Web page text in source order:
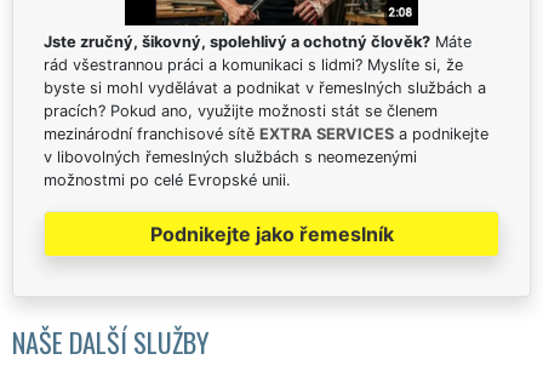
Jste zručný, šikovný, spolehlivý a ochotný člověk? Máte
rád všestrannou práci a komunikaci s lidmi? Myslíte si, že
byste si mohl vydělávat a podnikat v řemeslných službách a
pracích? Pokud ano, využijte možnosti stát se členem
mezinárodní franchisové sítě EXTRA SERVICES a podnikejte
v libovolných řemeslných službách s neomezenými
možnostmi po celé Evropské unii.
Podnikejte jako řemeslník
NAŠE DALŠÍ SLUŽBY